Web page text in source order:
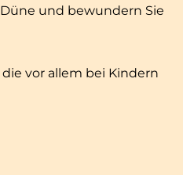
und bewundern Sie
vor allem bei Kindern